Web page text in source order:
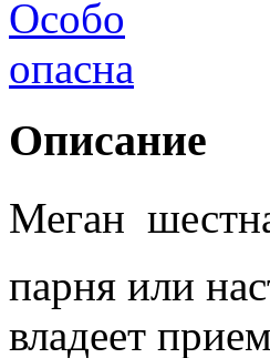
Описание
Меган 
парня или
владеет